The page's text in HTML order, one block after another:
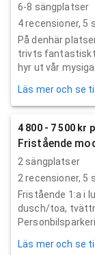
6-8 sängplatser
4recensioner, 5
På denhär
trivts fantastiskt
hyr ut vår mysiga
Läs mer och se
4 800 - 7 500 kr
Fristående
2 sängplatser
2 recensioner, 5
Fristående 1:a i
dusch/toa,
Läs mer och se